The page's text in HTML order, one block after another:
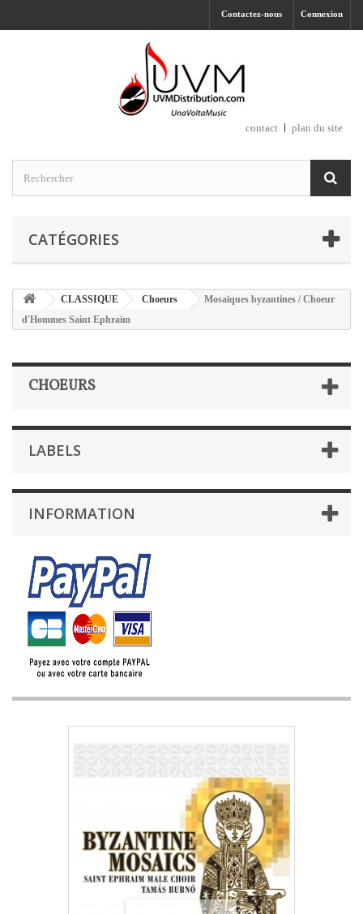
Connexion
Contactez-nous
contact plan du site
CATÉGORIES
CLASSIQUE Choeurs
Mosaïques byzantines / Choeur
d'Hommes Saint Ephraïm
CHOEURS
LABELS
INFORMATION